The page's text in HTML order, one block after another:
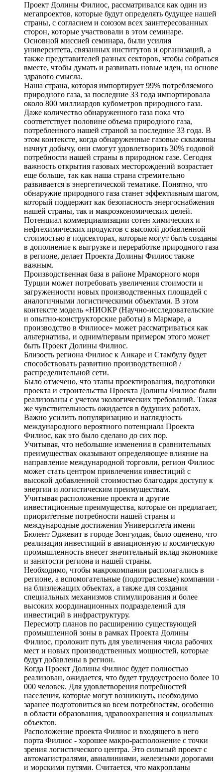
Проект Долины Филиос, рассматривался как один из
мегапроектов, которые будут определять будущее нашей
страны, с согласием и союзом всех заинтересованных
сторон, которые участвовали в этом семинаре.
Основной миссией семинара, были усилия
университета, связанных институтов и организаций, а
также представителей разных секторов, чтобы собраться
вместе, чтобы думать и развивать новые идеи, на основе
здравого смысла.
Наша страна, которая импортирует 99% потребляемого
природного газа, за последние 33 года импортировала
около 800 миллиардов кубометров природного газа.
Даже количество обнаруженного газа пока что
соответствует половине объема природного газа,
потребленного нашей страной за последние 33 года. В
этом контексте, когда обнаруженные газовые скважины
начнут добычу, они смогут удовлетворить 30% годовой
потребности нашей страны в природном газе. Сегодня
важность открытия газовых месторождений возрастает
еще больше, так как наша страна стремительно
развивается в энергетической тематике. Понятно, что
обнаружие природного газа станет эффективным шагом,
который поддержит как безопасность энергоснабжения
нашей страны, так и макроэкономических целей.
Потенциал коммерциализации сотен химических и
нефтехимических продуктов с высокой добавленной
стоимостью в подсекторах, которые могут быть созданы
в дополнение к выгрузке и переработке природного газа
в регионе, делает Проекта Долины Филиос также
важным.
Производственная база в районе Мраморного моря
Турции может потребовать увеличения стоимости и
загруженности новых производственных площадей с
аналогичными логистическими объектами. В этом
контексте модель «НИОКР (Научно-исследовательские
и опытно-конструкторские работы) в Мармаре, а
производство в Филиосе» может рассматриваться как
альтернатива, и одним/первым примером этого может
быть Проект Долины Филиос.
Близость региона Филиос к Анкаре и Стамбулу будет
способствовать развитию производственной /
распределительной сети.
Было отмечено, что этапы проектирования, подготовки
проекта и строительства Проекта Долины Филиос были
реализованы с учетом экологических требований. Такая
же чувствительность ожидается в будуших работах.
Важно усилить популяризацию и наглядность
международного вероятного потенциала Проекта
Филиос, как это было сделано до сих пор.
Учитывая, что небольшие изменения в сравнительных
преимуществах оказывают определяющее влияние на
направление международной торговли, регион Филиос
может стать центром привлечения инвестиций с
высокой добавленной стоимостью благодаря доступу к
энергии и логистическим преимуществам.
Учитывая расположение проекта и другие
инвестиционные преимущества, которые он предлагает,
приоритетные потребности нашей страны и
международные достижения Университета имени
Бюлент Эджевит в городе Зонгулдак, было оценено, что
реализация инвестиций в авиационную и космическую
промышленность внесет значительный вклад экономике
и занятости региона и нашей страны.
Необходимо, чтобы макрокомпании располагались в
регионе, а вспомогательные (подотраслевые) компании -
на близлежащих объектах, а также для создания
специальных механизмов стимулирования и более
высоких координационных подразделений для
инвестиций в инфраструктуру.
Пересмотр планов по расширению существующей
промышленной зоны в рамках Проекта Долины
Филиос, проложит путь для увеличения числа рабочих
мест и новых производственных мощностей, которые
будут добавлены в регион.
Когда Проект Долины Филиос будет полностью
реализован, ожидается, что будет трудоустроено более 10
000 человек. Для удовлетворения потребностей
населения, которые могут возникнуть, необходимо
заранее подготовиться ко всем потребностям, особенно
в области образования, здравоохранения и социальных
объектов.
Расположение проекта Филиос и входящего в него
порта Филиос - хорошее макро-расположение с точки
зрения логистического центра. Это сильный проект с
автомагистралями, авиалиниями, железными дорогами
и морскими путями. Считается, что макропланы